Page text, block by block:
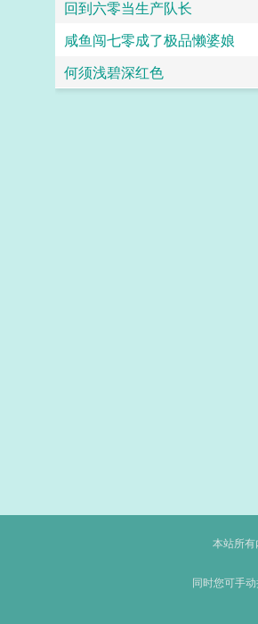
回到六零当生产队长
咸鱼闯七零成了极品懒婆娘
何须浅碧深红色
本站所
同时您可手